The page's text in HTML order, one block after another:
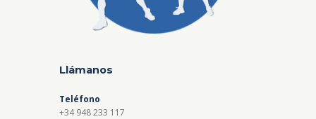
Llámanos
Teléfono
+34 948 233 117